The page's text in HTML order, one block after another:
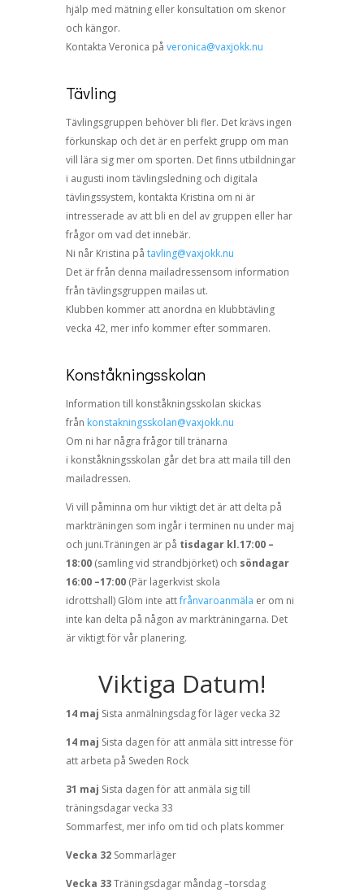
hjälp med mätning eller konsultation om skenor
och kängor.
Kontakta Veronica på veronica@vaxjokk.nu
Tävling
Tävlingsgruppen behöver bli fler. Det krävs ingen
förkunskap och det är en perfekt grupp om man
vill lära sig mer om sporten. Det finns utbildningar
i augusti inom tävlingsledning och digitala
tävlingssystem, kontakta Kristina om ni är
intresserade av att bli en del av gruppen eller har
frågor om vad det innebär.
Ni når Kristina på tavling@vaxjokk.nu
Det är från denna mailadressensom information
från tävlingsgruppen mailas ut.
Klubben kommer att anordna en klubbtävling
vecka 42, mer info kommer efter sommaren.
Konståkningsskolan
Information till konståkningsskolan skickas
från konstakningsskolan@vaxjokk.nu
Om ni har några frågor till tränarna
i konståkningsskolan går det bra att maila till den
mailadressen.
Vi vill påminna om hur viktigt det är att delta på
markträningen som ingår i terminen nu under maj
och juni.Träningen är på tisdagar kl.17:00 –
18:00(samling vid strandbjörket) och söndagar
16:00 –17:00(Pär lagerkvist skola
idrottshall) Glöm inte attfrånvaroanmäla er om ni
inte kan delta på någon av markträningarna. Det
är viktigtför vår planering.
Viktiga Datum!
14 maj Sista anmälningsdag för läger vecka 32
14 maj Sista dagen för att anmäla sitt intresse för
att arbeta på Sweden Rock
31 maj Sista dagen för att anmäla sig till
träningsdagar vecka 33
Sommarfest, mer info om tid och plats kommer
Vecka 32 Sommarläger
Vecka 33Träningsdagar måndag–torsdag